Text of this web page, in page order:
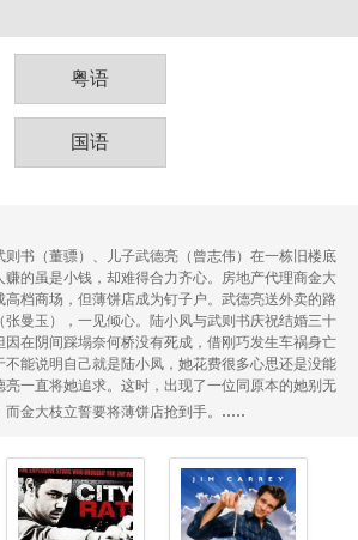
粤语
国语
则书（董骠）、儿子武德亮（曾志伟）在一栋旧楼底
赚的虽是小钱，却难得合力齐心。房地产代理商金大
档商场，但薄饼店成为钉子户。武德亮送外卖的路
曼玉），一见倾心。陆小凤与武则书庆祝结婚三十
因在阴间踩塌奈何桥没有死成，借刚巧发生车祸身亡
能说明自己就是陆小凤，她花费很多心思还是没能
亮一直将她追求。这时，出现了一位同原本的她别无
金大枝立誓要将薄饼店抢到手。 .....